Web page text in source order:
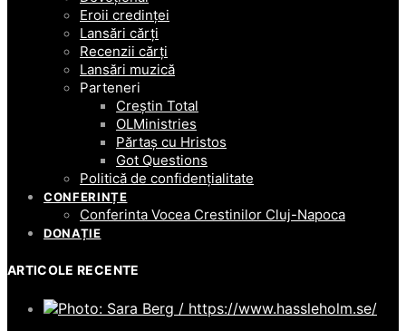
Eroii credinței
Lansări cărți
Recenzii cărți
Lansări muzică
Parteneri
Creștin Total
OLMinistries
Părtaș cu Hristos
Got Questions
Politică de confidențialitate
CONFERINȚE
Conferinta Vocea Crestinilor Cluj-Napoca
DONAȚIE
ARTICOLE RECENTE